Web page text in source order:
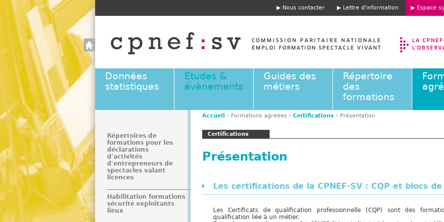
Jump to navigation
E
t
ê
e
Nous contacter Lettre d'information Espace
Données
statistiques
Études &
évènements
Guides des
métiers
Répertoire
des
formations
s
e
Accueil › Formations agréées › Certifications › Présentation
Certifications
Présentation
Les certifications de la CPNEF-SV : CQP et blocs
Les Certificats de qualification professionnelle (CQP) sont des
qualification liée à un métier.
Répertoires de
formations pour les
déclarations
d'activités
d'entrepreneurs de
spectacles valant
licences
Habilitation formations
sécurité exploitants
lieux